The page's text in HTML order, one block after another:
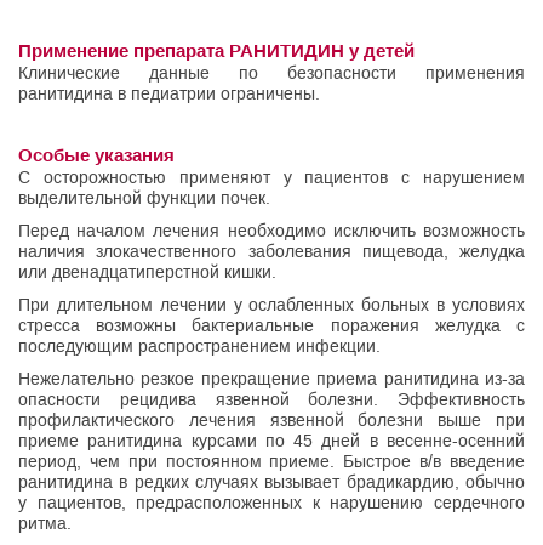
Применение препарата РАНИТИДИН у детей
Клинические данные по безопасности применения
ранитидина в педиатрии ограничены.
Особые указания
С осторожностью применяют у пациентов с нарушением
выделительной функции почек.
Перед началом лечения необходимо исключить возможность
наличия злокачественного заболевания пищевода, желудка
или двенадцатиперстной кишки.
При длительном лечении у ослабленных больных в условиях
стресса возможны бактериальные поражения желудка с
последующим распространением инфекции.
Нежелательно резкое прекращение приема ранитидина из-за
опасности рецидива язвенной болезни. Эффективность
профилактического лечения язвенной болезни выше при
приеме ранитидина курсами по 45 дней в весенне-осенний
период, чем при постоянном приеме. Быстрое в/в введение
ранитидина в редких случаях вызывает брадикардию, обычно
у пациентов, предрасположенных к нарушению сердечного
ритма.